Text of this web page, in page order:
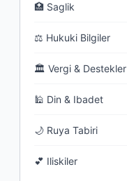
🏥 Saglik
⚖ Hukuki Bilgiler
🏛 Vergi & Destekler
🕌 Din & Ibadet
🌙 Ruya Tabiri
💕 Iliskiler